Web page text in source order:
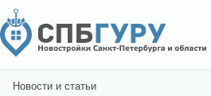
Новости и статьи